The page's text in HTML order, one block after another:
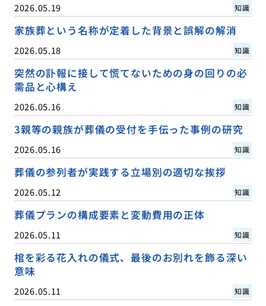
2026.05.19 知識
家族葬という名称が定着した背景と誤解の解消
2026.05.18 知識
突然の訃報に接して慌てないための身の回りの必
需品と心構え
2026.05.16 知識
3親等の親族が葬儀の受付を手伝った事例の研究
2026.05.16 知識
葬儀の参列者が実践する立場別の適切な挨拶
2026.05.12 知識
葬儀プランの構成要素と変動費用の正体
2026.05.11 知識
棺を彩る花入れの儀式、最後のお別れを飾る深い
意味
2026.05.11 知識